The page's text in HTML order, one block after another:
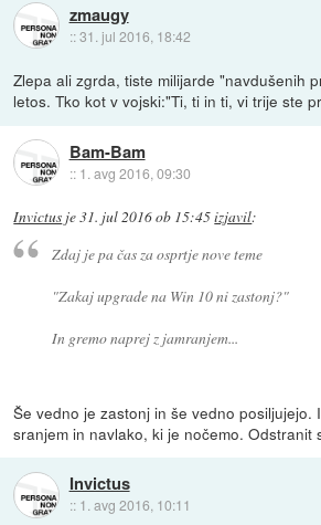
zmaugy
::31. jul 2016, 18:42
Zlepa ali zgrda, tiste milijarde "navdušenih
letos. Tko kot v vojski:"Ti, ti in ti, vi trije ste
Bam-Bam
:: 1. avg 2016, 09:30
Invictus je31. jul 2016 ob 15:45izjavil:
Zdaj je pa čas za osprtje nove teme
"Zakaj upgrade na Win 10 ni zastonj?"
In gremo naprej z jamranjem...
Še vedno je zastonj in še vedno posiljujejo.
sranjem in navlako, ki je nočemo. Odstranit
Invictus
:: 1. avg 2016, 10:11